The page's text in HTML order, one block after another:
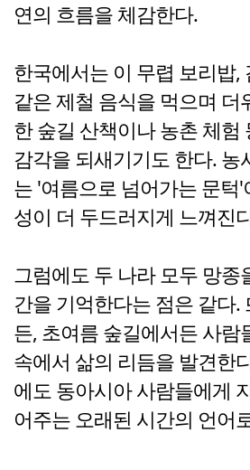
연의 흐름을 체감한다.
한국에서는 이 무렵 보리밥,
같은 제철 음식을 먹으며 더
한 숲길 산책이나 농촌 체험
감각을 되새기기도 한다. 농
는 '여름으로 넘어가는 문턱
성이 더 두드러지게 느껴진
그럼에도 두 나라 모두 망종
간을 기억한다는 점은 같다.
든, 초여름 숲길에서든 사람
속에서 삶의 리듬을 발견한
에도 동아시아 사람들에게
어주는 오래된 시간의 언어